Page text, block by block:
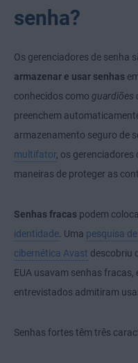
senha?
Os gerenciadores de senha
armazenar e usar senhas
conhecidos como guardiões
preenchem
armazenamento seguro de
multifator, os gerenciadores
maneiras de proteger as
Senhas fracas podem
identidade. Uma pesquisa
cibernética Avast descobriu
EUA usavam senhas fracas,
entrevistados admitiram
Senhas fortes têm três